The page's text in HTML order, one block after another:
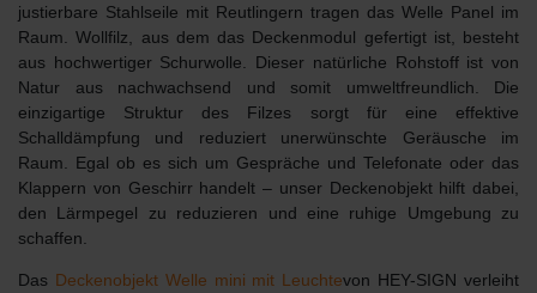
justierbare Stahlseile mit Reutlingern tragen das Welle Panel im
Raum. Wollfilz, aus dem das Deckenmodul gefertigt ist, besteht
aus hochwertiger Schurwolle. Dieser natürliche Rohstoff ist von
Natur aus nachwachsend und somit umweltfreundlich . Die
einzigartige Struktur des Filzes sorgt für eine effektive
Schalldämpfung und reduziert unerwünschte Geräusche im
Raum. Egal ob es sich um Gespräche und Telefonate oder das
Klappern von Geschirr handelt – unser Deckenobjekt hilft dabei,
den Lärmpegel zu reduzieren und eine ruhige Umgebung zu
schaffen.
Das Deckenobjekt Welle mini mit Leuchtevon HEY-SIGN verleiht